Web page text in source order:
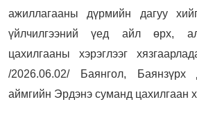
ажиллагааны дүрмийн дагуу
үйлчилгээний үед айл өрх,
цахилгааны хэрэглээг
/2026.06.02/ Баянгол,
аймгийн Эрдэнэ суманд цахилгаан